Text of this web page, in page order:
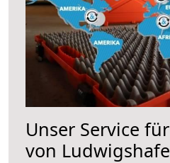
Unser Service
von